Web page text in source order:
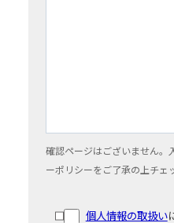
確認ページはございません。
ーポリシーをご了承の上チェ
個人情報の取扱い